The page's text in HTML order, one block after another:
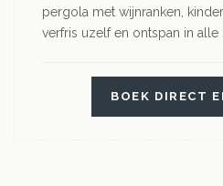
pergola met wijnranken,
verfris uzelf en ontspan in alle
BOEK DIRECT